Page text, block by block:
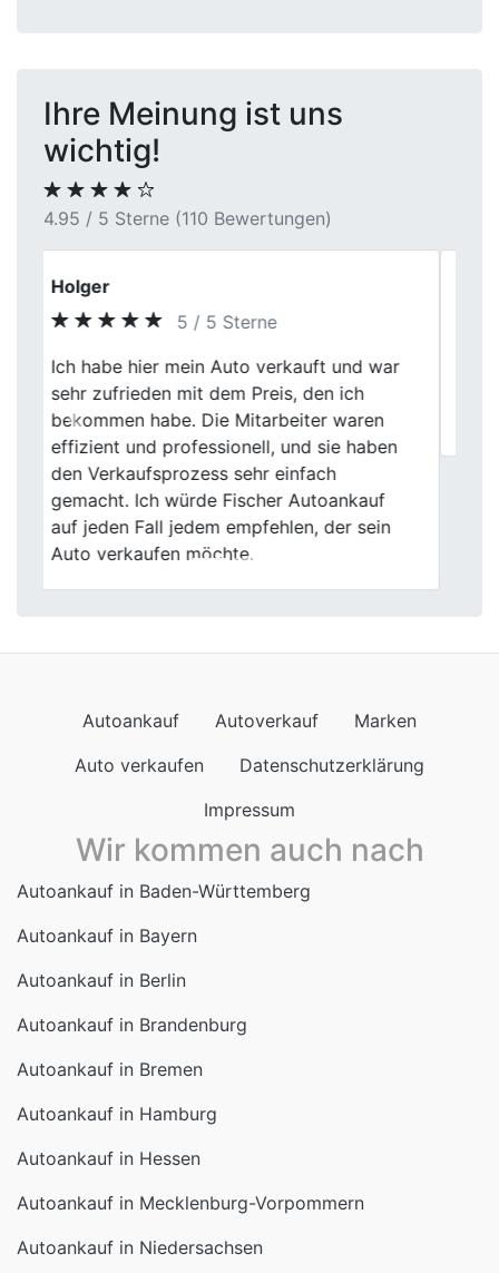
Ihre Meinung ist uns
wichtig!
4.95 / 5 Sterne (110 Bewertungen)
Claudia P.
5 / 5 Sterne
Ich habe mein Auto nach vielen Jahren
Nutzung verkauft. Die Bewertung wirkte
realistisch und wurde verständlich erklärt.
Previous
Autoankauf Autoverkauf
Marken
Wir kommen auch nach
Autoankauf in Baden-Württemberg
Autoankauf in Berlin
Autoankauf in Brandenburg
Autoankauf in Bremen
Autoankauf in Hamburg
Autoankauf in Hessen
Autoankauf in Mecklenburg-Vorpommern
Autoankauf in Niedersachsen
Autoankauf in Nordrhein-Westfalen